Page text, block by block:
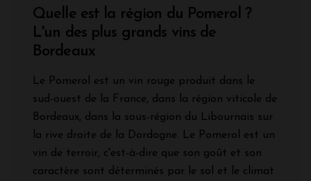
Quelle est la région du Pomerol ?
L'un des plus grands vins de
Bordeaux
Le Pomerol est un vin rouge produit dans le
sud-ouest de la France, dans la région viticole de
Bordeaux, dans la sous-région du Libournais sur
la rive droite de la Dordogne. Le Pomerol est un
vin de terroir, c'est-à-dire que son goût et son
caractère sont déterminés par le sol et le climat